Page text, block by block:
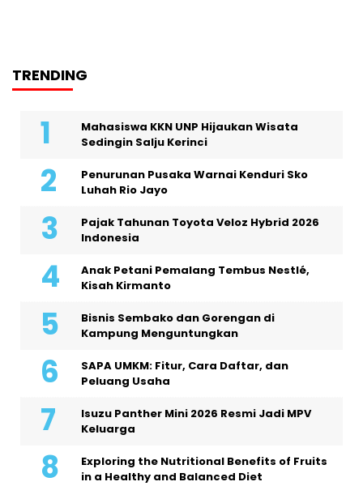
TRENDING
Mahasiswa KKN UNP Hijaukan Wisata
Sedingin Salju Kerinci
Penurunan Pusaka Warnai Kenduri Sko
Luhah Rio Jayo
Pajak Tahunan Toyota Veloz Hybrid 2026
Indonesia
Anak Petani Pemalang Tembus Nestlé,
Kisah Kirmanto
Bisnis Sembako dan Gorengan di
Kampung Menguntungkan
SAPA UMKM: Fitur, Cara Daftar, dan
Peluang Usaha
Isuzu Panther Mini 2026 Resmi Jadi MPV
Keluarga
Exploring the Nutritional Benefits of Fruits
in a Healthy and Balanced Diet